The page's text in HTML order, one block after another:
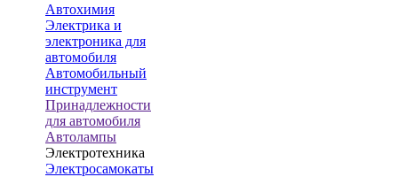
Автохимия
Электрика и
электроника для
автомобиля
Автомобильный
инструмент
Принадлежности
для автомобиля
Автолампы
Электротехника
Электросамокаты